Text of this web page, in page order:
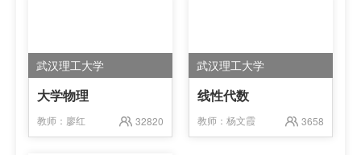
武汉理工大学
大学物理
教师： 廖红 32820
武汉理工大学
线性代数
教师： 杨文霞 3658